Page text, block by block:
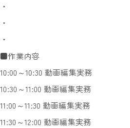
・
・
・
■作業内容
10:00～10:30 動画編集実務
10:30～11:00 動画編集実務
11:00～11:30 動画編集実務
11:30～12:00 動画編集実務